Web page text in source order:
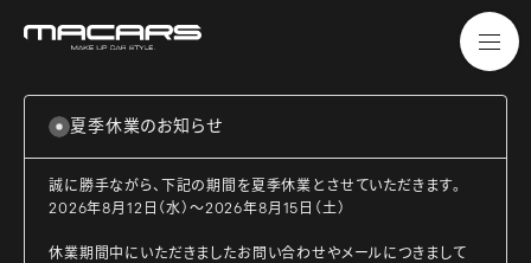
夏季休業のお知らせ
誠に勝手ながら、下記の期間を夏季休業とさせていただきます。
2026年8月12日（水）～2026年8月15日（土）
休業期間中にいただきましたお問い合わせやメールにつきまして